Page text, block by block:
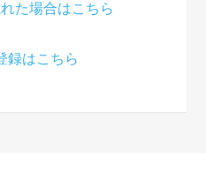
た場合はこちら
録はこちら